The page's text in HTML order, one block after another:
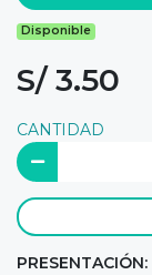
Disponible
S/ 3.50
CANTIDAD
PRESENTACIÓN: